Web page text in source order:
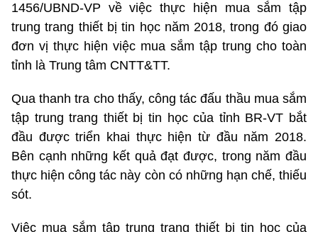
1456/UBND-VP về việc thực hiện mua sắm tập
trung trang thiết bị tin học năm 2018, trong đó giao
đơn vị thực hiện việc mua sắm tập trung cho toàn
tỉnh là Trung tâm CNTT&TT.
Qua thanh tra cho thấy, công tác đấu thầu mua sắm
tập trung trang thiết bị tin học của tỉnh BR-VT bắt
đầu được triển khai thực hiện từ đầu năm 2018.
Bên cạnh những kết quả đạt được, trong năm đầu
thực hiện công tác này còn có những hạn chế, thiếu
sót.
Việc mua sắm tập trung trang thiết bị tin học của